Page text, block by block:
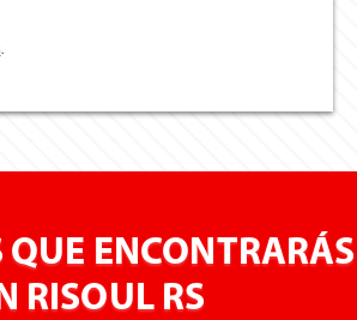
.
QUE ENCONTRARÁS
RISOUL RS